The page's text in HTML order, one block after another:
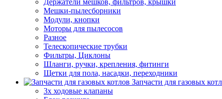
Держатели мешков, фильтров, крышки
Мешки-пылесборники
Модули, кнопки
Моторы для пылесосов
Разное
Телескопические трубки
Фильтры, Циклоны
Шланги, ручки, крепления, фитинги
Щетки для пола, насадки, переходники
Запчасти для газовых
3х ходовые клапаны